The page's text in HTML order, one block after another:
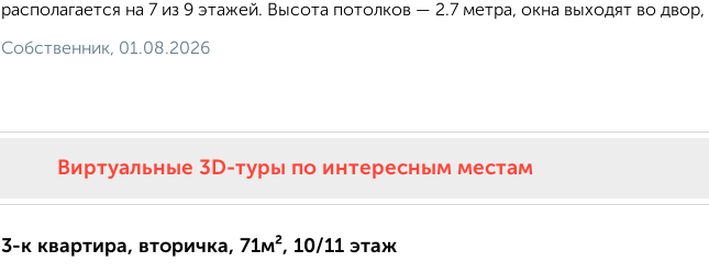
располагается на 7 из 9 этажей. Высота потолков — 2.7 метра, окна выходят во двор,
Собственник, 01.08.2026
Виртуальные 3D-туры по интересным местам
3-к квартира, вторичка, 71м², 10/11 этаж